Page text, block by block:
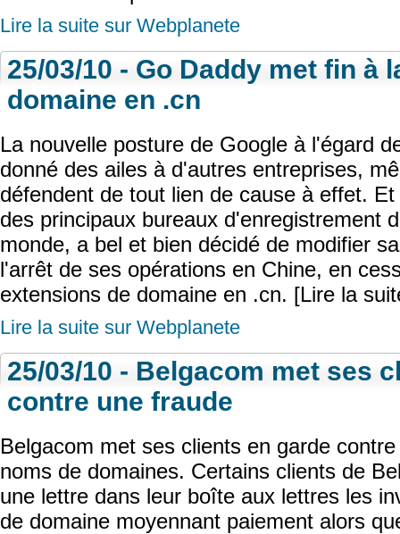
Lire la suite sur Webplanete
25/03/10 - Go Daddy met fin à
domaine en .cn
La nouvelle posture de Google à l'égard
donné des ailes à d'autres entreprises,
défendent de tout lien de cause à effet.
des principaux bureaux d'enregistrement
monde, a bel et bien décidé de modifier
l'arrêt de ses opérations en Chine, en
extensions de domaine en .cn. [Lire la
Lire la suite sur Webplanete
25/03/10 - Belgacom met ses
contre une fraude
Belgacom met ses clients en garde
noms de domaines. Certains clients de
une lettre dans leur boîte aux lettres les
de domaine moyennant paiement alors